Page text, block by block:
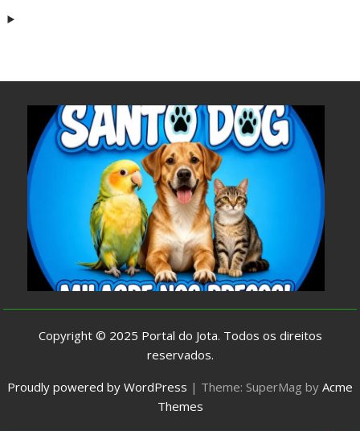
Copyright © 2025 Portal do Jota. Todos os direitos
reservados.
Proudly powered by WordPress | Theme: SuperMag by Acme
Themes